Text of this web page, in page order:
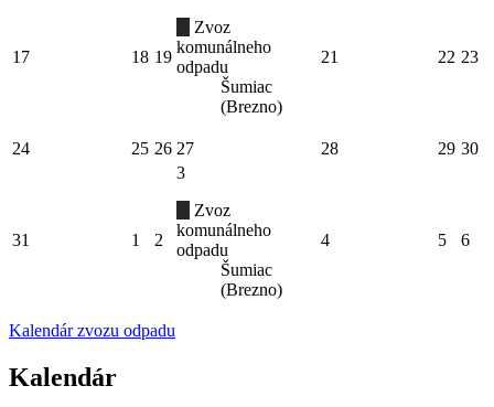
17 18 19
Zvoz
komunálneho
odpadu
Šumiac
(Brezno)
21 22 23
24 25 26 27 28 29 30
31 1 2
3
Zvoz
komunálneho
odpadu
Šumiac
(Brezno)
4 5 6
Kalendár zvozu odpadu
Kalendár